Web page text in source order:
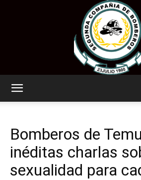
Bomberos de
inéditas charlas
sexualidad para